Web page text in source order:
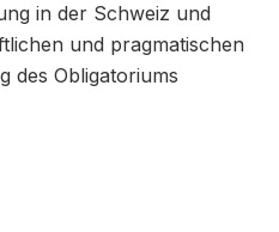
in der Schweiz und
und pragmatischen
des Obligatoriums